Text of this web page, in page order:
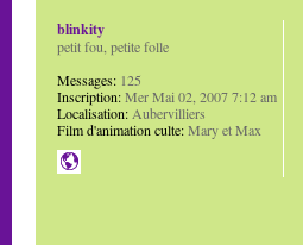
blinkity
petit fou, petite folle
Messages: 125
Inscription:Mer Mai 02, 2007 7:12 am
Localisation: Aubervilliers
Film d'animation culte:Mary et Max